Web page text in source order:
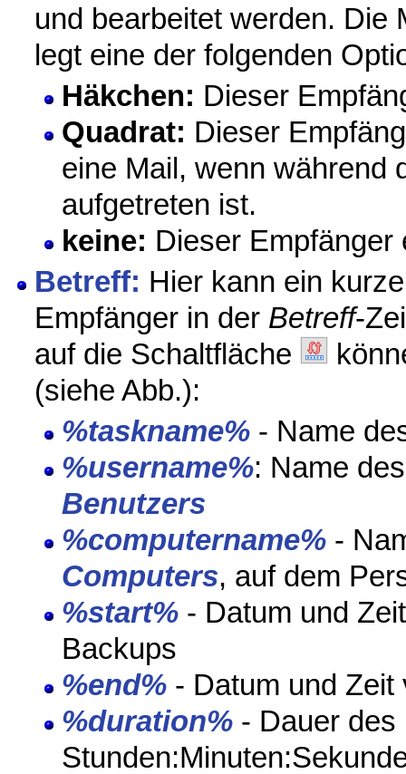
und bearbeitet werden. Die
legt eine der folgenden
Häkchen: Dieser
Quadrat: Dieser
eine Mail, wenn während
aufgetreten ist.
keine: Dieser Empfänger
Betreff: Hier kann ein
Empfänger in der Betreff-
auf die Schaltfläche
(siehe Abb.):
%taskname% - Name
%username%: Name
Benutzers
%computername% -
Computers, auf dem
%start% - Datum und
Backups
%end% - Datum und
%duration% - Dauer